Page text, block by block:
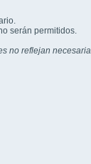
serán permitidos.
no reflejan